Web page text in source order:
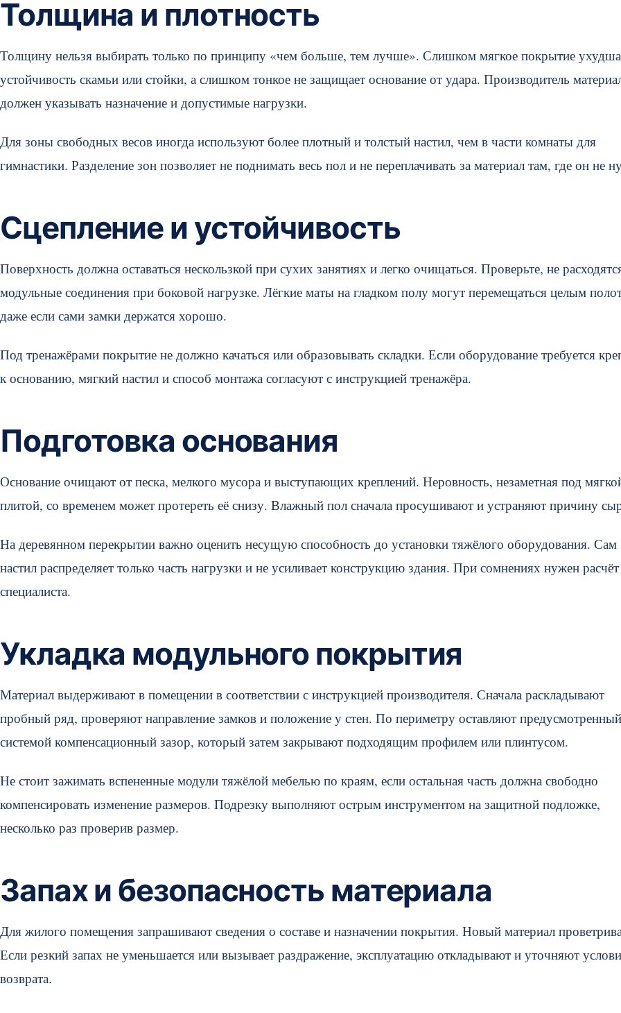
Толщина и плотность
Толщину нельзя выбирать только по принципу «чем больше, тем лучше». Слишком мягкое покрытие
устойчивость скамьи или стойки, а слишком тонкое не защищает основание от удара. Производитель
должен указывать назначение и допустимые нагрузки.
Для зоны свободных весов иногда используют более плотный и толстый настил, чем в части комнаты для
гимнастики. Разделение зон позволяет не поднимать весь пол и не переплачивать за материал там, где он не
Сцепление и устойчивость
Поверхность должна оставаться нескользкой при сухих занятиях и легко очищаться. Проверьте, не
модульные соединения при боковой нагрузке. Лёгкие маты на гладком полу могут перемещаться целым
даже если сами замки держатся хорошо.
Под тренажёрами покрытие не должно качаться или образовывать складки. Если оборудование требуется
к основанию, мягкий настил и способ монтажа согласуют с инструкцией тренажёра.
Подготовка основания
Основание очищают от песка, мелкого мусора и выступающих креплений. Неровность, незаметная под
плитой, со временем может протереть её снизу. Влажный пол сначала просушивают и устраняют причину
На деревянном перекрытии важно оценить несущую способность до установки тяжёлого оборудования. Сам
настил распределяет только часть нагрузки и не усиливает конструкцию здания. При сомнениях нужен расчёт
специалиста.
Укладка модульного покрытия
Материал выдерживают в помещении в соответствии с инструкцией производителя. Сначала раскладывают
пробный ряд, проверяют направление замков и положение у стен. По периметру оставляют предусмотренный
системой компенсационный зазор, который затем закрывают подходящим профилем или плинтусом.
Не стоит зажимать вспененные модули тяжёлой мебелью по краям, если остальная часть должна свободно
компенсировать изменение размеров. Подрезку выполняют острым инструментом на защитной подложке,
несколько раз проверив размер.
Запах и безопасность материала
Для жилого помещения запрашивают сведения о составе и назначении покрытия. Новый материал
Если резкий запах не уменьшается или вызывает раздражение, эксплуатацию откладывают и уточняют
возврата.